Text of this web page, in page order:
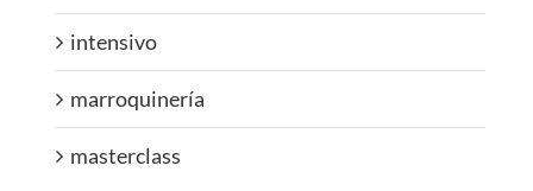
intensivo
marroquinería
masterclass